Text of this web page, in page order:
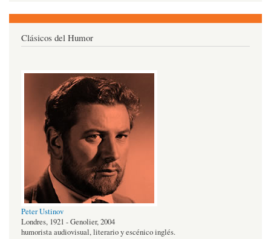
Clásicos del Humor
Peter Ustinov
Londres, 1921 - Genolier, 2004
humorista audiovisual, literario y escénico inglés.